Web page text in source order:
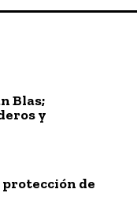
Blas;
y
protección de